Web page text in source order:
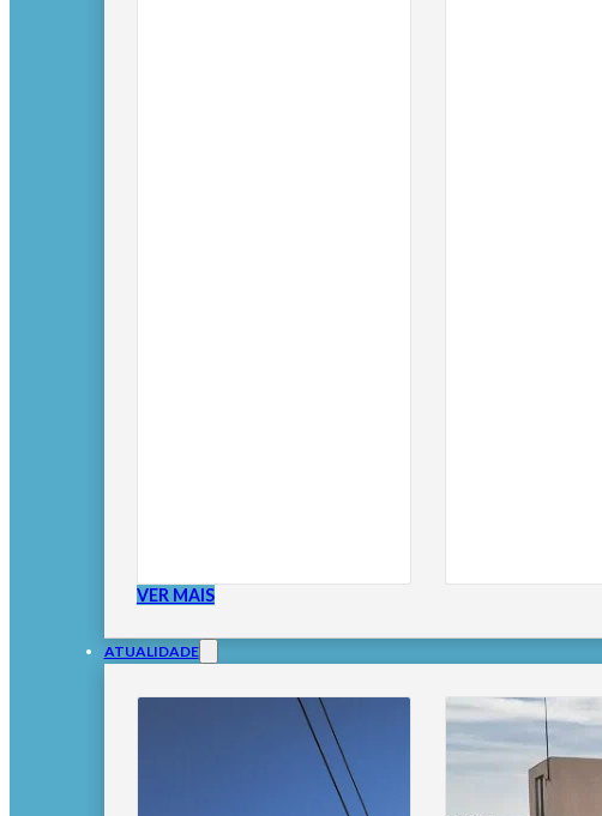
VER MAIS
ATUALIDADE